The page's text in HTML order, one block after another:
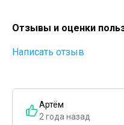
Отзывы и оценки
Написать отзыв
Артём
2 года назад